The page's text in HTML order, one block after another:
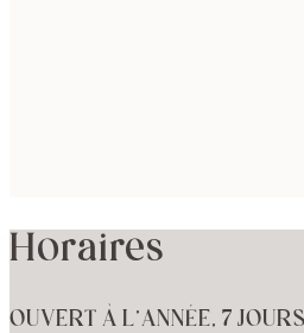
Horaires
OUVERT À L’ANNÉE, 7